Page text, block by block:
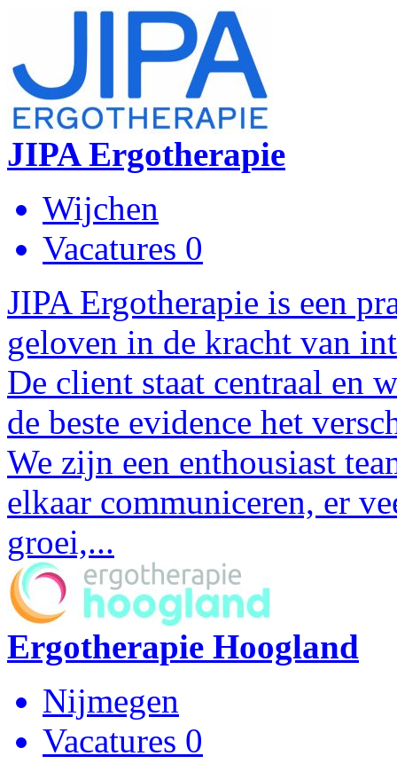
JIPA Ergotherapie
Wijchen
Vacatures 0
JIPA Ergotherapie is een
geloven in de kracht van
De client staat centraal en
de beste evidence het
We zijn een enthousiast
elkaar communiceren, er
groei,...
Ergotherapie Hoogland
Nijmegen
Vacatures 0